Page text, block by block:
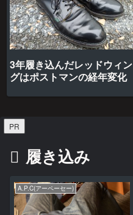
3年履き込んだレッドウィン
グはポストマンの経年変化
PR
履き込み
A.P.C(アーペーセー)